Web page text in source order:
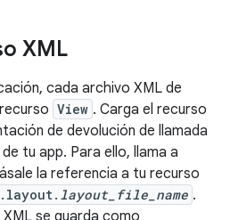
XML
cada archivo XML de
View . Carga el recurso
de devolución de llamada
de tu app. Para ello, llama a
la referencia a tu recurso
layout_file_name .